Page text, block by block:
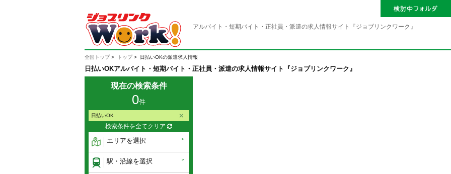
アルバイト・短期バイト・正社員・派遣の求人情報サイト『ジョブリンクワーク』
全国トップ トップ 日払いOKの派遣求人情報
日払いOKアルバイト・短期バイト・正社員・派遣の求人情報サイト『ジョブリンクワーク』
現在の検索条件
0件
日払いOK
検索条件を全てクリア
エリアを選択
駅・沿線を選択